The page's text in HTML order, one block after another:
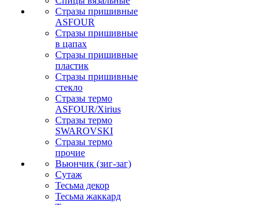
Стразы пришивные
ASFOUR
Стразы пришивные
в цапах
Стразы пришивные
пластик
Стразы пришивные
стекло
Стразы термо
ASFOUR/Xirius
Стразы термо
SWAROVSKI
Стразы термо
прочие
Вьюнчик (зиг-заг)
Сутаж
Тесьма декор
Тесьма жаккард